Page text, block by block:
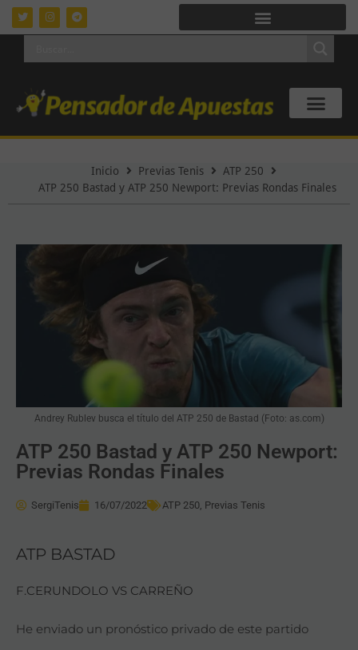
Inicio Previas Tenis
ATP 250
ATP 250 Bastad y ATP 250 Newport: Previas Rondas Finales
Andrey Rublev busca el título del ATP 250 de Bastad (Foto: as.com)
ATP 250 Bastad y ATP 250 Newport:
Previas Rondas Finales
SergiTenis 16/07/2022 ATP 250, Previas Tenis
ATP BASTAD
F.CERUNDOLO VS CARREÑO
He enviado un pronóstico privado de este partido